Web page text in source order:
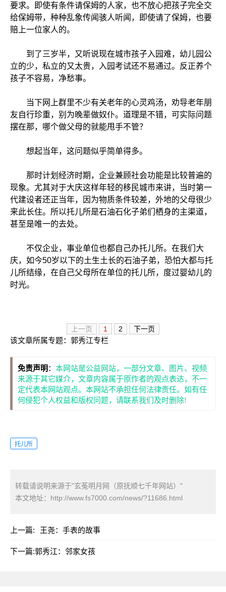
要求。即使有条件请保姆的人家，也不放心把孩子完全交
给保姆带，种种乱象传闻骇人听闻，即使请了保姆，也要
赔上一位家人的。
到了三岁半，又听说现在城市孩子入园难，幼儿园公
立的少，私立的又太贵，入园考试还不易通过。反正养个
孩子不容易，净愁事。
当下网上群里不少有关老年的心灵鸡汤，劝导老年朋
友自行珍重，别为晚辈做奴仆。道理是不错，可实际问题
摆在那，哪个做父母的就能甩手不管？
想起当年，这问题似乎简单得多。
那时计划经济时期，企业兼顾社会功能是比较普遍的
现象。尤其对于大庆这样年轻的移民城市来讲，当时第一
代建设者还正当年，因为物质条件较差，外地的父母很少
来此长住。所以托儿所是石油石化子弟们栖身的主渠道，
甚至是唯一的去处。
不仅企业，事业单位也都自己办托儿所。在我们大
庆，如今50岁以下的土生土长的石油子弟，恐怕大都与托
儿所结缘，在自己父母所在单位的托儿所，度过婴幼儿的
时光。
上一页 1 2 下一页
该文章所属专题： 郭秀江专栏
免责声明 ： 本网站是公益网站，一部分文章、图片、视频
来源于其它媒介，文章内容属于原作者的观点表达，不一
定代表本网站观点。本网站不承担任何法律责任。如有任
何侵犯个人权益和版权问题，请联系我们及时删除!
托儿所
转载请说明来源于"玄菟明月网（原抚顺七千年网站）"
本文地址： http://www.fs7000.com/news/?11686.html
上一篇: 王尧：手表的故事
下一篇:郭秀江：邻家女孩